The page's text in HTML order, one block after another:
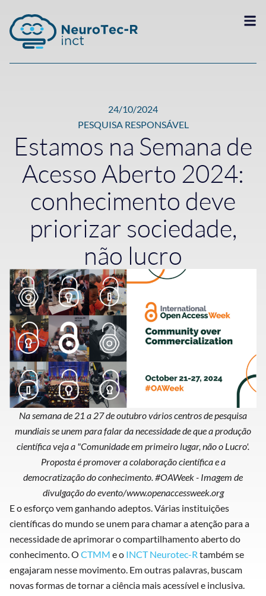
24/10/2024
PESQUISA RESPONSÁVEL
Estamos na Semana de
Acesso Aberto 2024:
conhecimento deve
priorizar sociedade,
não lucro
Na semana de 21 a 27 de outubro vários centros de pesquisa
mundiais se unem para falar da necessidade de que a produção
científica veja a "Comunidade em primeiro lugar, não o Lucro'.
Proposta é promover a colaboração científica e a
democratização do conhecimento. #OAWeek - Imagem de
divulgação do evento/www.openaccessweek.org
E o esforço vem ganhando adeptos. Várias instituições
científicas do mundo se unem para chamar a atenção para a
necessidade de aprimorar o compartilhamento aberto do
conhecimento. O CTMM e o INCT Neurotec-R também se
engajaram nesse movimento. Em outras palavras, buscam
novas formas de tornar a ciência mais acessível e inclusiva.